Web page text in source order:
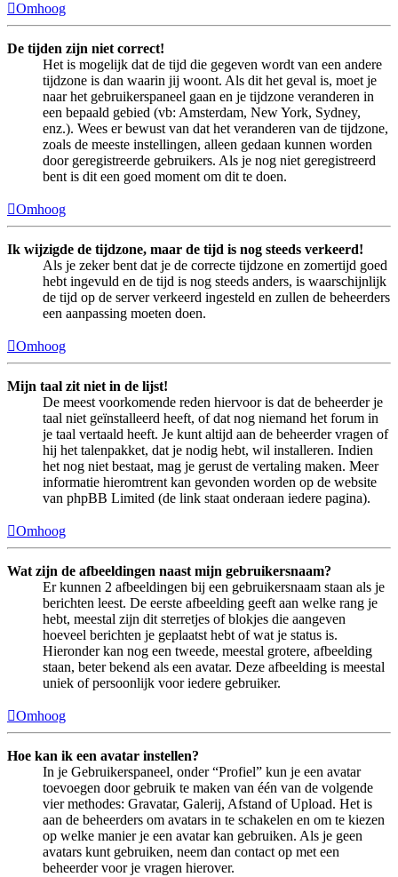
Omhoog
De tijden zijn niet correct!
Het is mogelijk dat de tijd die gegeven wordt van een andere
tijdzone is dan waarin jij woont. Als dit het geval is, moet je
naar het gebruikerspaneel gaan en je tijdzone veranderen in
een bepaald gebied (vb: Amsterdam, New York, Sydney,
enz.). Wees er bewust van dat het veranderen van de tijdzone,
zoals de meeste instellingen, alleen gedaan kunnen worden
door geregistreerde gebruikers. Als je nog niet geregistreerd
bent is dit een goed moment om dit te doen.
Omhoog
Ik wijzigde de tijdzone, maar de tijd is nog steeds verkeerd!
Als je zeker bent dat je de correcte tijdzone en zomertijd goed
hebt ingevuld en de tijd is nog steeds anders, is waarschijnlijk
de tijd op de server verkeerd ingesteld en zullen de beheerders
een aanpassing moeten doen.
Omhoog
Mijn taal zit niet in de lijst!
De meest voorkomende reden hiervoor is dat de beheerder je
taal niet geïnstalleerd heeft, of dat nog niemand het forum in
je taal vertaald heeft. Je kunt altijd aan de beheerder vragen of
hij het talenpakket, dat je nodig hebt, wil installeren. Indien
het nog niet bestaat, mag je gerust de vertaling maken. Meer
informatie hieromtrent kan gevonden worden op de website
van phpBB Limited (de link staat onderaan iedere pagina).
Omhoog
Wat zijn de afbeeldingen naast mijn gebruikersnaam?
Er kunnen 2 afbeeldingen bij een gebruikersnaam staan als je
berichten leest. De eerste afbeelding geeft aan welke rang je
hebt, meestal zijn dit sterretjes of blokjes die aangeven
hoeveel berichten je geplaatst hebt of wat je status is.
Hieronder kan nog een tweede, meestal grotere, afbeelding
staan, beter bekend als een avatar. Deze afbeelding is meestal
uniek of persoonlijk voor iedere gebruiker.
Omhoog
Hoe kan ik een avatar instellen?
In je Gebruikerspaneel, onder “Profiel” kun je een avatar
toevoegen door gebruik te maken van één van de volgende
vier methodes: Gravatar, Galerij, Afstand of Upload. Het is
aan de beheerders om avatars in te schakelen en om te kiezen
op welke manier je een avatar kan gebruiken. Als je geen
avatars kunt gebruiken, neem dan contact op met een
beheerder voor je vragen hierover.